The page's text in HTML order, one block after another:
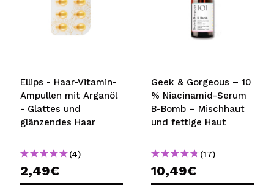
Ellips - Haar-Vitamin-
Ampullen mit Arganöl
- Glattes und
glänzendes Haar
(4)
2,49€
Geek & Gorgeous – 10
% Niacinamid-Serum
B-Bomb – Mischhaut
und fettige Haut
(17)
10,49€